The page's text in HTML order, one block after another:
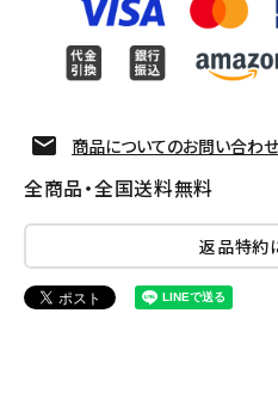
Follow us
商品についてのお問い合わせ
全商品・全国送料無料
返品特約